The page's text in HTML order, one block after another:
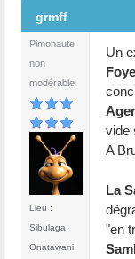
grmff
Pimonaute
non
modérable
Lieu :
Sibulaga,
Onatawani
Un
vide
A
La
"en